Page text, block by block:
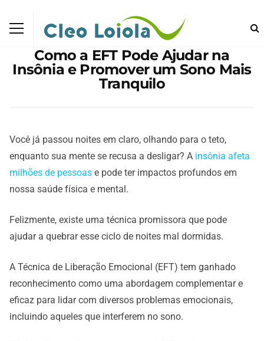
Como a EFT Pode Ajudar na
Insônia e Promover um Sono Mais
Tranquilo
Você já passou noites em claro, olhando para o teto,
enquanto sua mente se recusa a desligar? A insônia afeta
milhões de pessoas e pode ter impactos profundos em
nossa saúde física e mental.
Felizmente, existe uma técnica promissora que pode
ajudar a quebrar esse ciclo de noites mal dormidas.
A Técnica de Liberação Emocional (EFT) tem ganhado
reconhecimento como uma abordagem complementar e
eficaz para lidar com diversos problemas emocionais,
incluindo aqueles que interferem no sono.